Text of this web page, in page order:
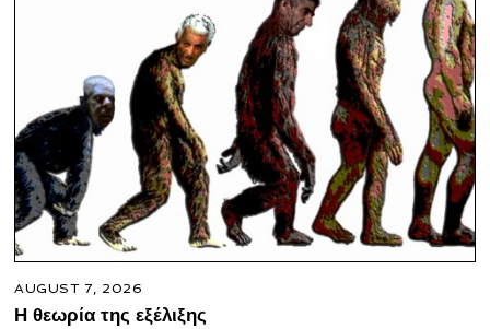
AUGUST 7, 2026
Η θεωρία της εξέλιξης